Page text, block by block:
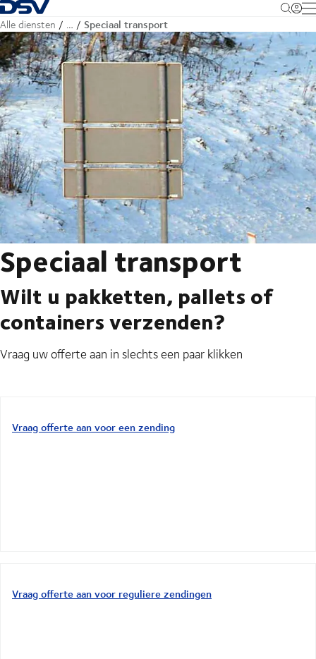
Terug naar startpagina
Alle diensten … Speciaal transport
Speciaal transport
Wilt u pakketten, pallets of
containers verzenden?
Vraag uw offerte aan in slechts een paar klikken
Vraag offerte aan voor een zending
Vraag offerte aan voor reguliere zendingen